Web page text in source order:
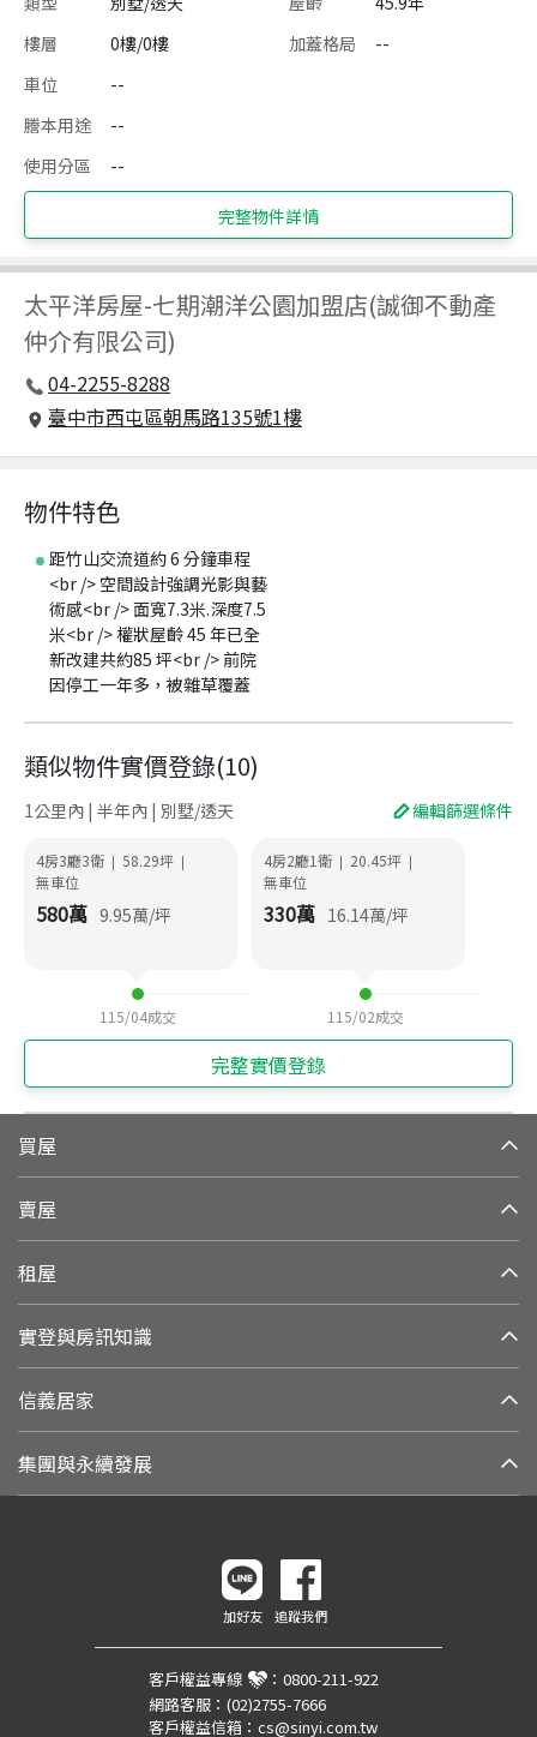
樓層
0樓/0樓 加蓋格局
--
車位
--
謄本用途
--
使用分區
--
完整物件詳情
太平洋房屋-七期潮洋公園加盟店(誠御不動產
仲介有限公司)
04-2255-8288
臺中市西屯區朝馬路135號1樓
物件特色
距竹山交流道約 6 分鐘車程
<br /> 空間設計強調光影與藝
術感<br /> 面寬7.3米.深度7.5
米<br /> 權狀屋齡 45 年已全
新改建共約85 坪<br /> 前院
因停工一年多，被雜草覆蓋
類似物件實價登錄(10)
1公里內 | 半年內 | 別墅/透天 編輯篩選條件
4房3廳3衛 | 58.29坪 |
無車位
580萬 9.95萬/坪
115/04成交
4房2廳1衛 | 20.45坪 |
無車位
330萬 16.14萬/坪
115/02成交
完整實價登錄
買屋
賣屋
租屋
實登與房訊知識
信義居家
集團與永續發展
加好友 追蹤我們
客戶權益專線 ： 0800-211-922
網路客服： (02)2755-7666
客戶權益信箱： cs@sinyi.com.tw